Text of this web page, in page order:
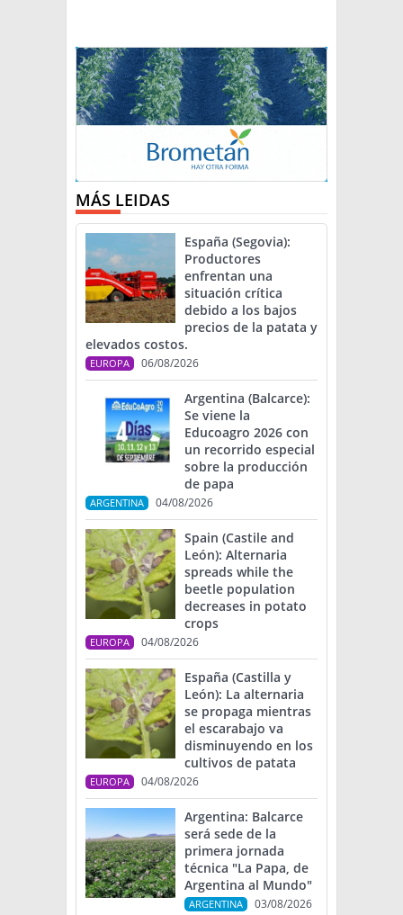
MÁS LEIDAS
España (Segovia):
Productores
enfrentan una
situación crítica
debido a los bajos
precios de la patata y
elevados costos.
EUROPA 06/08/2026
Argentina (Balcarce):
Se viene la
Educoagro 2026 con
un recorrido especial
sobre la producción
de papa
ARGENTINA 04/08/2026
Spain (Castile and
León): Alternaria
spreads while the
beetle population
decreases in potato
crops
EUROPA 04/08/2026
España (Castilla y
León): La alternaria
se propaga mientras
el escarabajo va
disminuyendo en los
cultivos de patata
EUROPA 04/08/2026
Argentina: Balcarce
será sede de la
primera jornada
técnica "La Papa, de
Argentina al Mundo"
ARGENTINA 03/08/2026